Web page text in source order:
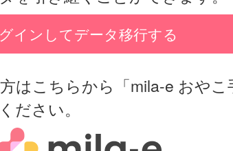
インしてデータ移行する
はこちらから「mila-e おやこ
ださい。